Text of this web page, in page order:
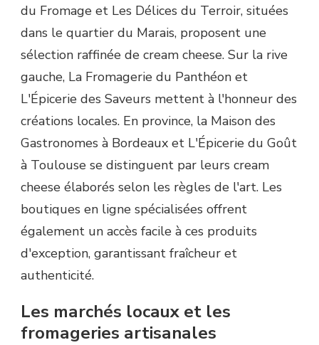
du Fromage et Les Délices du Terroir, situées
dans le quartier du Marais, proposent une
sélection raffinée de cream cheese. Sur la rive
gauche, La Fromagerie du Panthéon et
L'Épicerie des Saveurs mettent à l'honneur des
créations locales. En province, la Maison des
Gastronomes à Bordeaux et L'Épicerie du Goût
à Toulouse se distinguent par leurs cream
cheese élaborés selon les règles de l'art. Les
boutiques en ligne spécialisées offrent
également un accès facile à ces produits
d'exception, garantissant fraîcheur et
authenticité.
Les marchés locaux et les
fromageries artisanales